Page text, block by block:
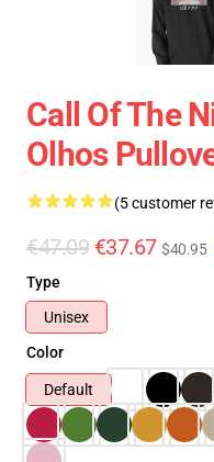
Call Of The
Olhos
(5 customer
€47.09 €37.67 $40.95
Type
Unisex
Color
Default